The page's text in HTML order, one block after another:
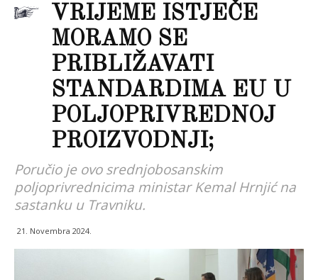
VRIJEME ISTJEČE
MORAMO SE
PRIBLIŽAVATI
STANDARDIMA EU U
POLJOPRIVREDNOJ
PROIZVODNJI;
Poručio je ovo srednjobosanskim
poljoprivrednicima ministar Kemal Hrnjić na
sastanku u Travniku.
21. Novembra 2024.